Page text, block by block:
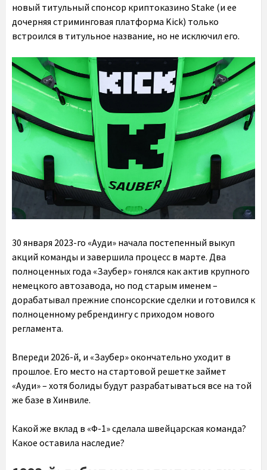
новый титульный спонсор криптоказино Stake (и ее
дочерняя стриминговая платформа Kick) только
встроился в титульное название, но не исключил его.
30 января 2023-го «Ауди» начала постепенный выкуп
акций команды и завершила процесс в марте. Два
полноценных года «Заубер» гонялся как актив крупного
немецкого автозавода, но под старым именем –
дорабатывал прежние спонсорские сделки и готовился к
полноценному ребрендингу с приходом нового
регламента.
Впереди 2026-й, и «Заубер» окончательно уходит в
прошлое. Его место на стартовой решетке займет
«Ауди» – хотя болиды будут разрабатываться все на той
же базе в Хинвиле.
Какой же вклад в «Ф-1» сделала швейцарская команда?
Какое оставила наследие?